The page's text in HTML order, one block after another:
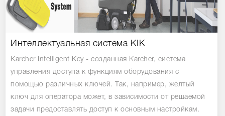
Интеллектуальная система KIK
Karcher Intelligent Key - созданная Karcher, система
управления доступа к функциям оборудования с
помощью различных ключей. Так, например, желтый
ключ для оператора может, в зависимости от решаемой
задачи предоставлять доступ к основным настройкам.